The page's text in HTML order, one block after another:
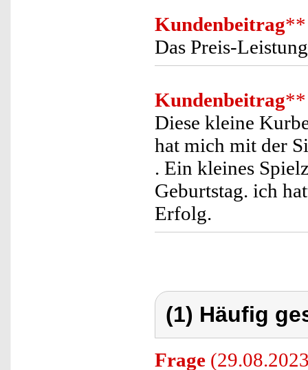
Kundenbeitrag**
Das Preis-
Kundenbeitrag**
Diese kleine
hat mich mit der
. Ein kleines
Geburtstag. ich
Erfolg.
(1) Häufig
Frage